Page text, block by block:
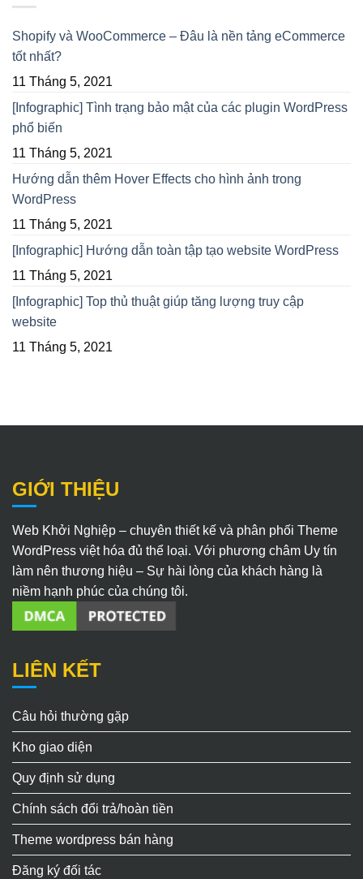
Shopify và WooCommerce – Đâu là nền tảng eCommerce
tốt nhất?
11 Tháng 5, 2021
[Infographic] Tình trạng bảo mật của các plugin WordPress
phổ biến
11 Tháng 5, 2021
Hướng dẫn thêm Hover Effects cho hình ảnh trong
WordPress
11 Tháng 5, 2021
[Infographic] Hướng dẫn toàn tập tạo website WordPress
11 Tháng 5, 2021
[Infographic] Top thủ thuật giúp tăng lượng truy cập
website
11 Tháng 5, 2021
GIỚI THIỆU
Web Khởi Nghiệp – chuyên thiết kế và phân phối Theme
WordPress việt hóa đủ thể loại. Với phương châm Uy tín
làm nên thương hiệu – Sự hài lòng của khách hàng là
niềm hạnh phúc của chúng tôi.
LIÊN KẾT
Câu hỏi thường gặp
Kho giao diện
Quy định sử dụng
Chính sách đổi trả/hoàn tiền
Theme wordpress bán hàng
Đăng ký đối tác